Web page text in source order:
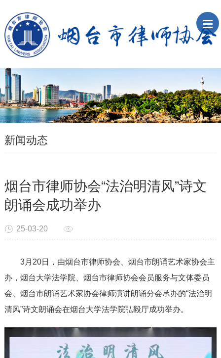
新闻动态
烟台市律师协会“法治明清风”诗文
朗诵会成功举办
25-03-20
3月20日，由烟台市律师协会、烟台市朗诵艺术家协会主
办，烟台大学法学院、烟台市律师协会会员服务与文体委员
会、烟台市朗诵艺术家协会律师演讲朗诵分会承办的“法治明
清风”诗文朗诵会在烟台大学法学院弘毅厅成功举办。